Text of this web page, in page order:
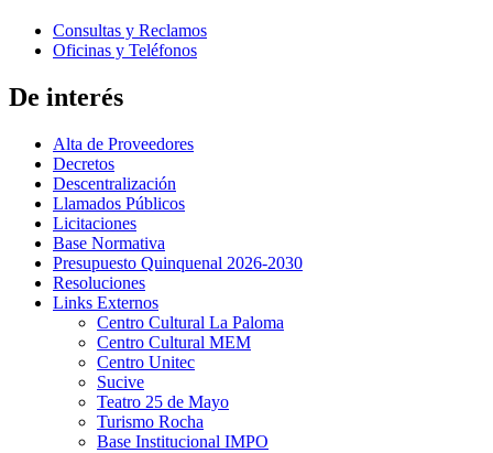
Consultas y Reclamos
Oficinas y Teléfonos
De interés
Alta de Proveedores
Decretos
Descentralización
Llamados Públicos
Licitaciones
Base Normativa
Presupuesto Quinquenal 2026-2030
Resoluciones
Links Externos
Centro Cultural La Paloma
Centro Cultural MEM
Centro Unitec
Sucive
Teatro 25 de Mayo
Turismo Rocha
Base Institucional IMPO